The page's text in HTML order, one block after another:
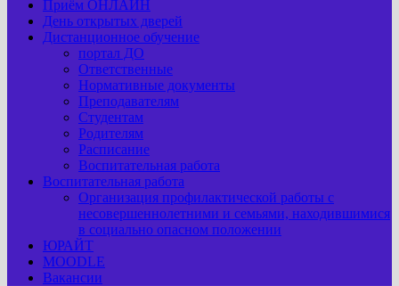
Приём ОНЛАЙН
День открытых дверей
Дистанционное обучение
портал ДО
Ответственные
Нормативные документы
Преподавателям
Студентам
Родителям
Расписание
Воспитательная работа
Воспитательная работа
Организация профилактической работы с
несовершеннолетними и семьями, находившимися
в социально опасном положении
ЮРАЙТ
MOODLE
Вакансии